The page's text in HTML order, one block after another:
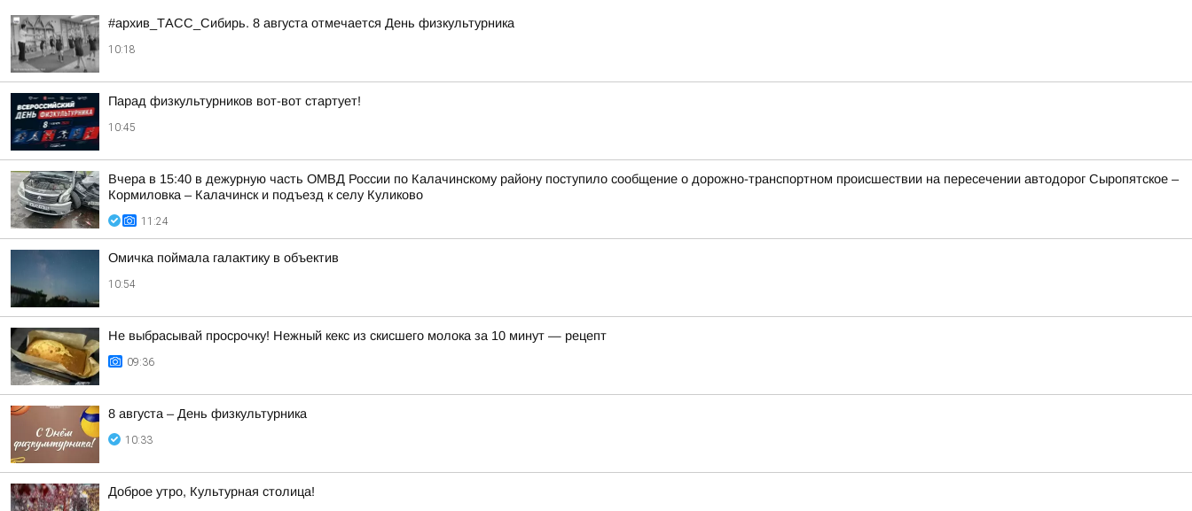
#архив_ТАСС_Сибирь. 8 августа отмечается День физкультурника
10:18
Парад физкультурников вот-вот стартует!
10:45
Вчера в 15:40 в дежурную часть ОМВД России по Калачинскому району поступило сообщение о дорожно-транспортном происшествии на пересечении автодорог Сыропятское –
Кормиловка – Калачинск и подъезд к селу Куликово
11:24
Омичка поймала галактику в объектив
10:54
Не выбрасывай просрочку! Нежный кекс из скисшего молока за 10 минут — рецепт
09:36
8 августа – День физкультурника
10:33
Доброе утро, Культурная столица!